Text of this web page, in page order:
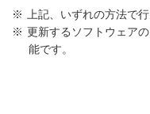
※
上記、いずれの方法で
※ 更新するソフトウェア
能です。